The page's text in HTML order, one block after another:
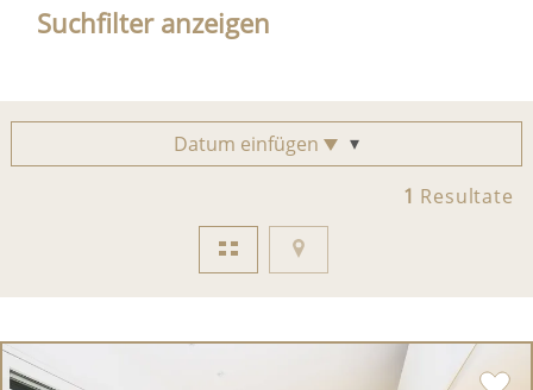
Suchfilter anzeigen
Datum einfügen
1 Resultate